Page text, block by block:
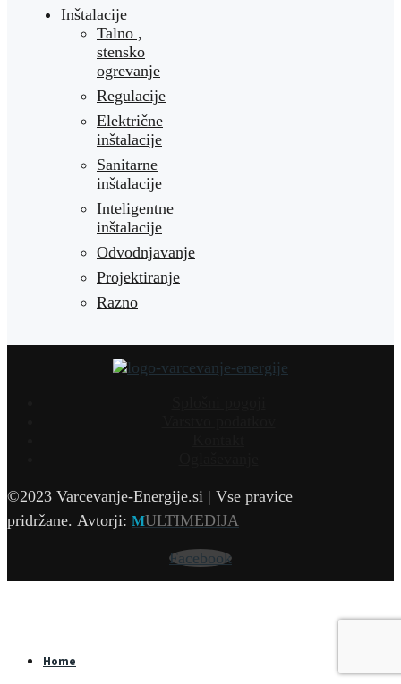
Inštalacije
Talno ,
stensko
ogrevanje
Regulacije
Električne
inštalacije
Sanitarne
inštalacije
Inteligentne
inštalacije
Odvodnjavanje
Projektiranje
Razno
©2023 Varcevanje-Energije.si | Vse pravice
pridržane. Avtorji: MULTIMEDIJA
Facebook
Home